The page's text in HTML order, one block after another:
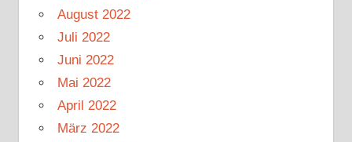
August 2022
Juli 2022
Juni 2022
Mai 2022
April 2022
März 2022